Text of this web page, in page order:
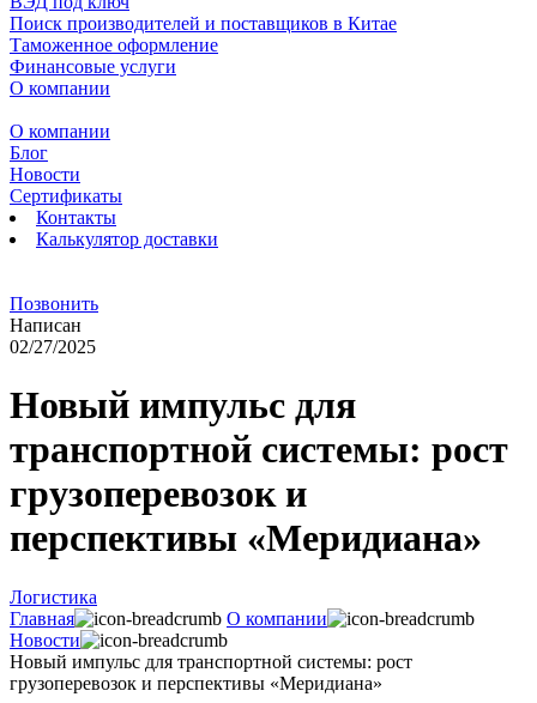
Поиск производителей и поставщиков в Китае
Таможенное оформление
Финансовые услуги
О компании
О компании
Блог
Новости
Сертификаты
Контакты
Калькулятор доставки
Позвонить
Написан
02/27/2025
Новый импульс для
транспортной системы: рост
грузоперевозок и
перспективы «Меридиана»
Логистика
Главная
О компании
Новости
Новый импульс для транспортной системы: рост
грузоперевозок и перспективы «Меридиана»